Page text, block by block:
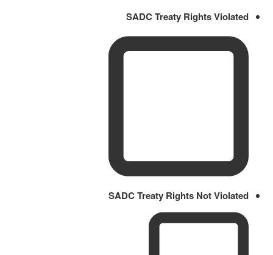
SADC Treaty Rights Violated
SADC Treaty Rights Not Violated